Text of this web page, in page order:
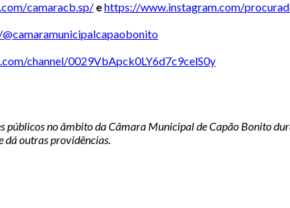
camaracb.sp/ ehttps://www.instagram.com/
camaramunicipalcapaobonito
channel/0029VbApck0LY6d7c9celS0y
públicos no âmbito da Câmara Municipal de Capão Bonito
dá outras providências.